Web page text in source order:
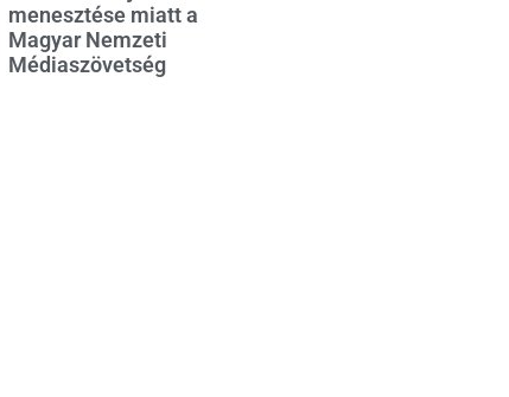
menesztése miatt a
Magyar Nemzeti
Médiaszövetség